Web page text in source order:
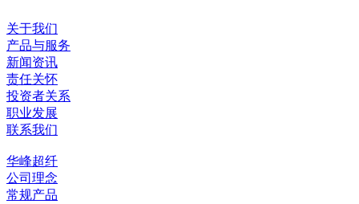
关于我们
产品与服务
新闻资讯
责任关怀
投资者关系
职业发展
联系我们
华峰超纤
公司理念
常规产品